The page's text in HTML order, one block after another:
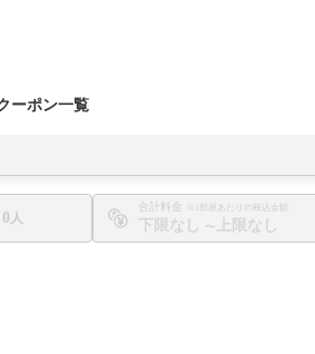
ーポン一覧
0
合計料金 ※1部屋あたりの税込金額
〜